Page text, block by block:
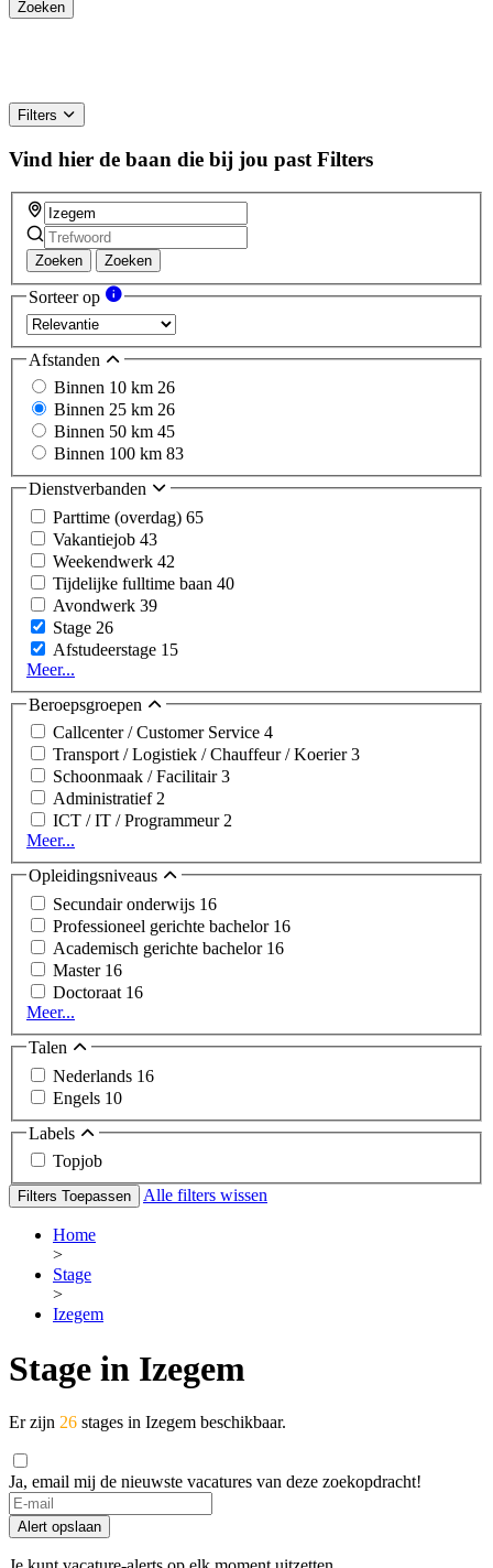
Filters
Vind hier de baan die bij jou past Filters
Zoeken Zoeken
Sorteer op
Afstanden
Binnen 10 km 26
Binnen 25 km 26
Binnen 50 km 45
Binnen 100 km 83
Dienstverbanden
Parttime (overdag) 65
Vakantiejob 43
Weekendwerk 42
Tijdelijke fulltime baan 40
Avondwerk 39
Stage 26
Afstudeerstage 15
Meer...
Beroepsgroepen
Callcenter / Customer Service 4
Transport / Logistiek / Chauffeur / Koerier3
Schoonmaak / Facilitair3
Administratief2
ICT / IT / Programmeur2
Meer...
Opleidingsniveaus
Secundair onderwijs 16
Professioneel gerichte bachelor 16
Academisch gerichte bachelor 16
Master 16
Doctoraat 16
Meer...
Talen
Nederlands 16
Engels 10
Labels
Topjob
Filters Toepassen Alle filters wissen
Home
>
Stage
>
Izegem
Stage in Izegem
Er zijn 26 stages in Izegem beschikbaar.
Ja, email mij de nieuwste vacatures van deze zoekopdracht!
Alert opslaan